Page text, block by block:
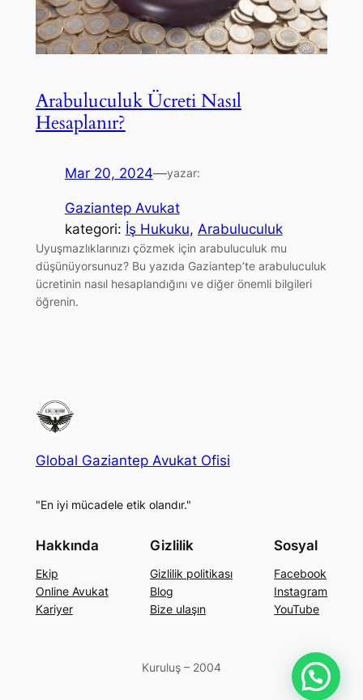
Arabuluculuk Ücreti Nasıl
Hesaplanır?
Mar 20, 2024—yazar:
Gaziantep Avukat
kategori: İş Hukuku, Arabuluculuk
Uyuşmazlıklarınızı çözmek için arabuluculuk mu
düşünüyorsunuz? Bu yazıda Gaziantep’te arabuluculuk
ücretinin nasıl hesaplandığını ve diğer önemli bilgileri
öğrenin.
Global Gaziantep Avukat Ofisi
"En iyi mücadele etik olandır."
Hakkında
Ekip
Online Avukat
Kariyer
Gizlilik
Gizlilik politikası
Blog
Bize ulaşın
Sosyal
Facebook
Instagram
YouTube
Kuruluş – 2004